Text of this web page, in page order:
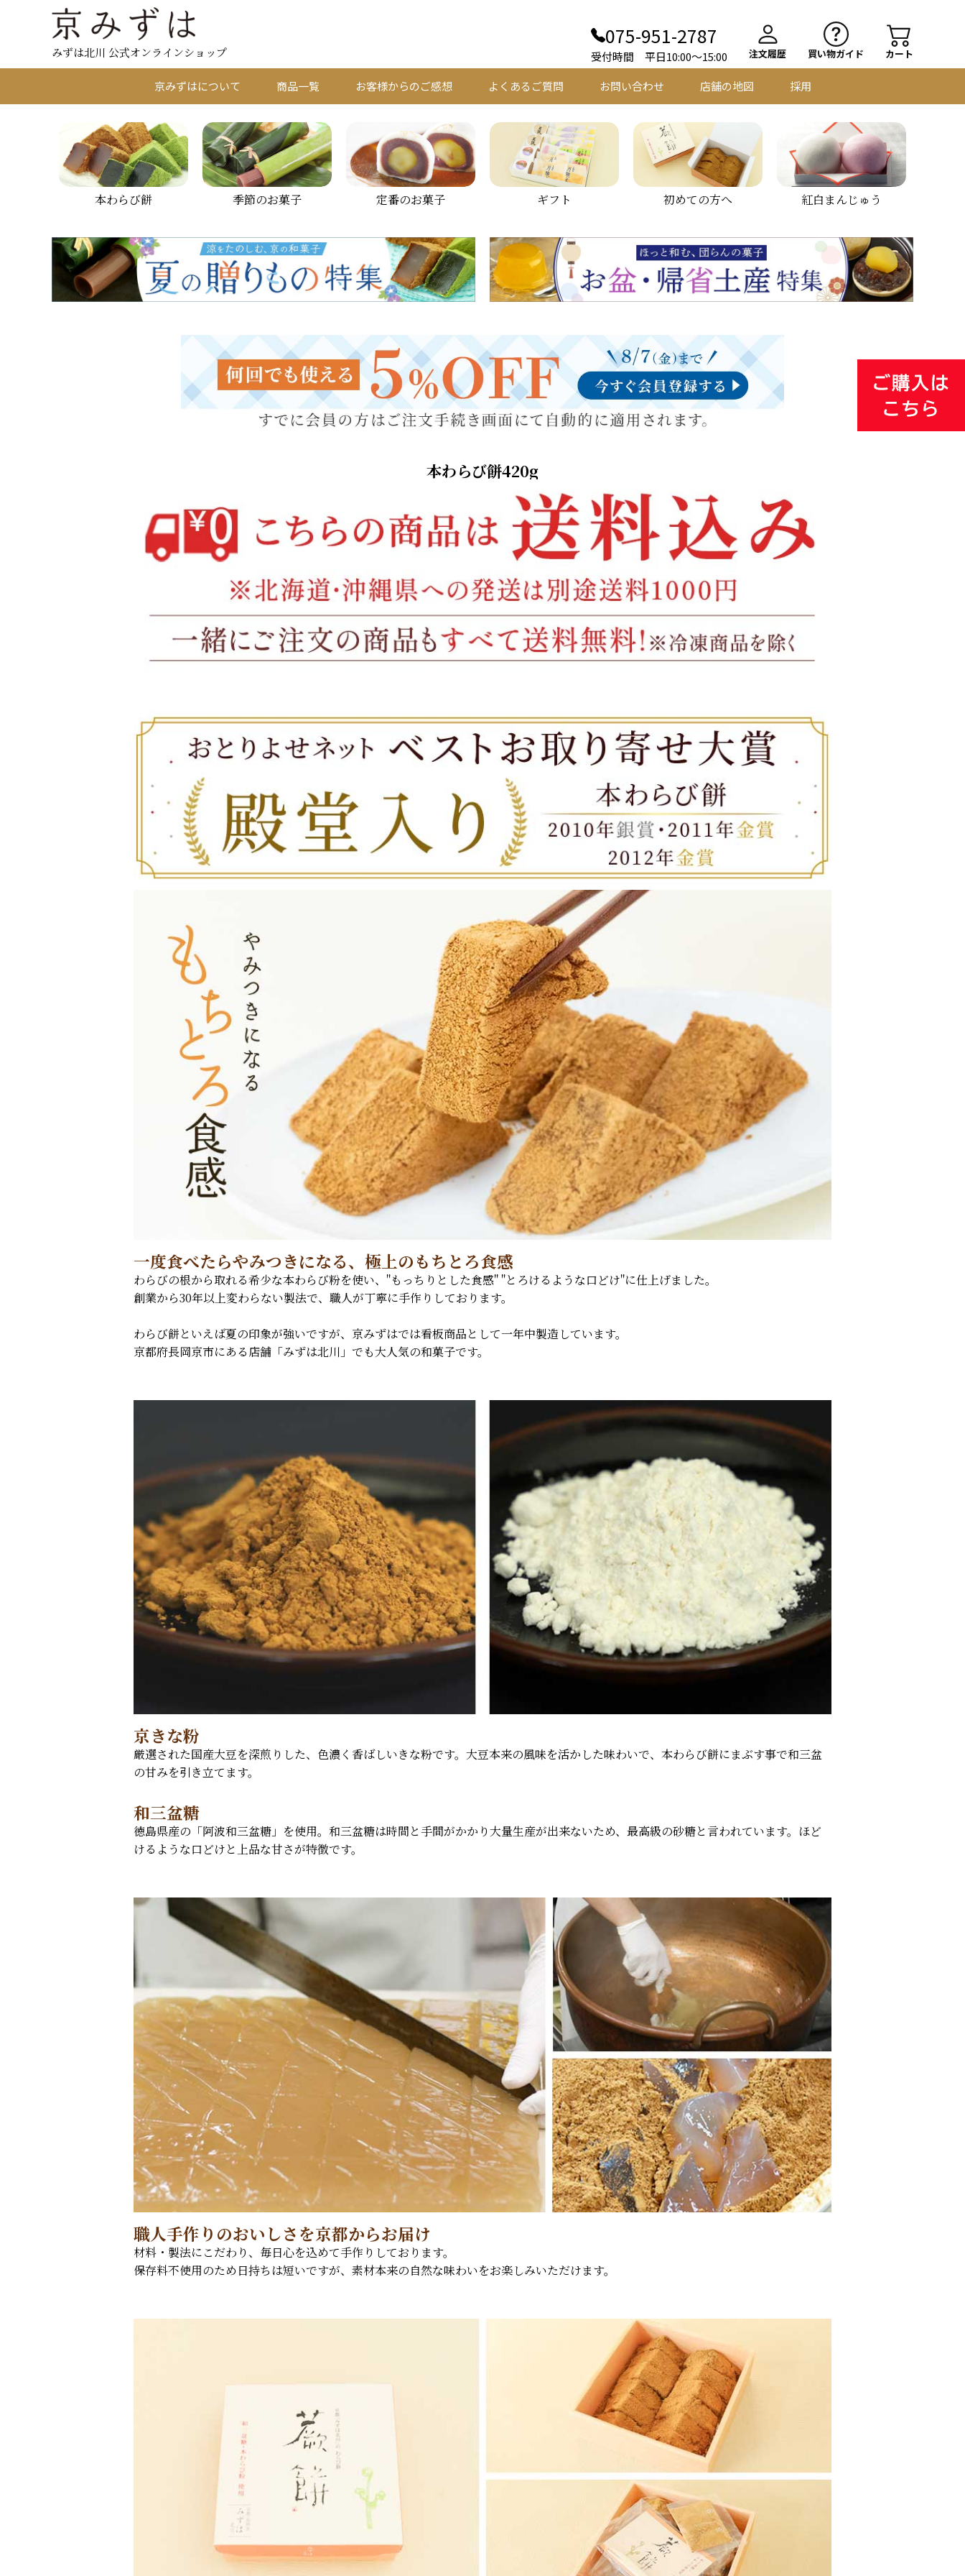
みずは北川 公式オンラインショップ
075-951-2787
受付時間 平日10:00～15:00 注文履歴 買い物ガイド カート
京みずはについて 商品一覧 お客様からのご感想 よくあるご質問 お問い合わせ 店舗の地図 採用
本わらび餅 季節のお菓子 定番のお菓子 ギフト 初めての方へ 紅白まんじゅう
本わらび餅420g
一度食べたらやみつきになる、極上のもちとろ食感
わらびの根から取れる希少な本わらび粉を使い、"もっちりとした食感" "とろけるような口どけ"に仕上げました。
創業から30年以上変わらない製法で、職人が丁寧に手作りしております。
わらび餅といえば夏の印象が強いですが、京みずはでは看板商品として一年中製造しています。
京都府長岡京市にある店舗「みずは北川」でも大人気の和菓子です。
京きな粉
厳選された国産大豆を深煎りした、色濃く香ばしいきな粉です。大豆本来の風味を活かした味わいで、本わらび餅にまぶす事で和三盆
の甘みを引き立てます。
和三盆糖
徳島県産の「阿波和三盆糖」を使用。和三盆糖は時間と手間がかかり大量生産が出来ないため、最高級の砂糖と言われています。ほど
けるような口どけと上品な甘さが特徴です。
職人手作りのおいしさを京都からお届け
材料・製法にこだわり、毎日心を込めて手作りしております。
保存料不使用のため日持ちは短いですが、素材本来の自然な味わいをお楽しみいただけます。